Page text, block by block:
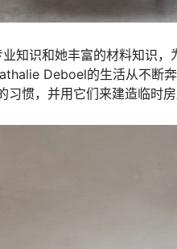
知识和她丰富的材料知识
Deboel的生活从不断
惯，并用它们来建造临时房